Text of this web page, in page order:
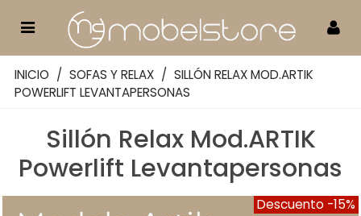
INICIO / SOFAS Y RELAX / SILLÓN RELAX MOD.ARTIK
POWERLIFT LEVANTAPERSONAS
Sillón Relax Mod.ARTIK
Powerlift Levantapersonas
Descuento -15%